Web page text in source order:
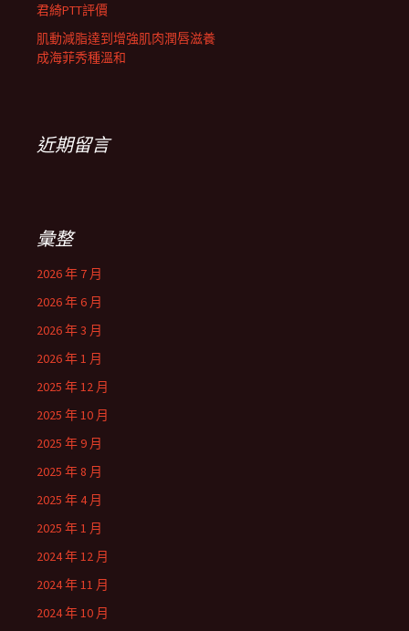
君綺PTT評價
肌動減脂達到增強肌肉潤唇滋養
成海菲秀種溫和
近期留言
彙整
2026 年 7 月
2026 年 6 月
2026 年 3 月
2026 年 1 月
2025 年 12 月
2025 年 10 月
2025 年 9 月
2025 年 8 月
2025 年 4 月
2025 年 1 月
2024 年 12 月
2024 年 11 月
2024 年 10 月